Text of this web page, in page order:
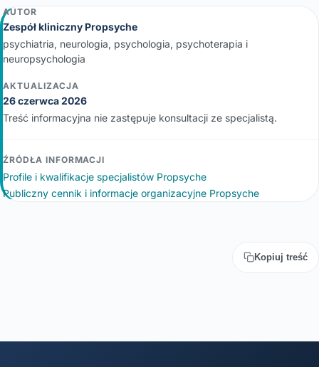
AUTOR
Zespół kliniczny Propsyche
psychiatria, neurologia, psychologia, psychoterapia i
neuropsychologia
AKTUALIZACJA
26 czerwca 2026
Treść informacyjna nie zastępuje konsultacji ze specjalistą.
ŹRÓDŁA INFORMACJI
Profile i kwalifikacje specjalistów Propsyche
Publiczny cennik i informacje organizacyjne Propsyche
Kopiuj treść